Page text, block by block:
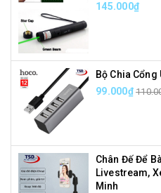
145.000₫
Bộ Chia
99.000₫
Chân Đế Để
Livestream,
Minh